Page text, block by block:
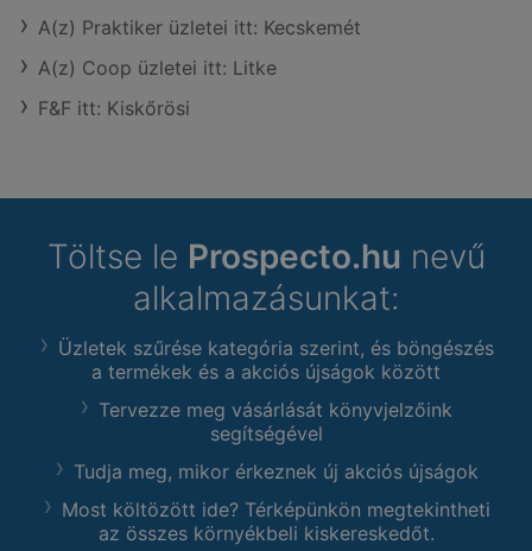
A(z) Praktiker üzletei itt: Kecskemét
A(z) Coop üzletei itt: Litke
F&F itt: Kiskőrösi
Töltse le Prospecto.hu nevű
alkalmazásunkat:
Üzletek szűrése kategória szerint, és böngészés
a termékek és a akciós újságok között
Tervezze meg vásárlását könyvjelzőink
segítségével
Tudja meg, mikor érkeznek új akciós újságok
Most költözött ide? Térképünkön megtekintheti
az összes környékbeli kiskereskedőt.